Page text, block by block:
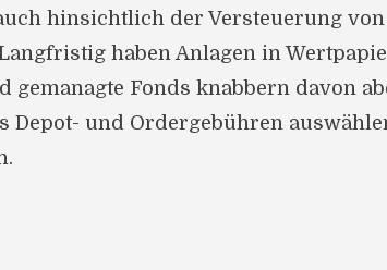
hinsichtlich der Versteuerung
haben Anlagen in
Fonds knabbern davon
Depot- und Ordergebühren